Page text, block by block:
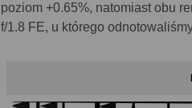
poziom +0.65%, natomiast obu
f/1.8 FE, u którego